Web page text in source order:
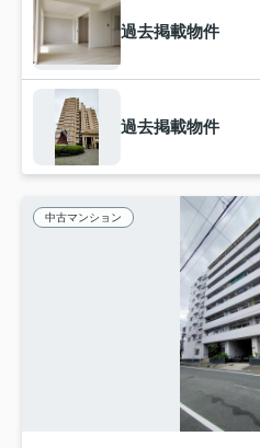
過去掲載物件
過去掲載物件
中古マンション